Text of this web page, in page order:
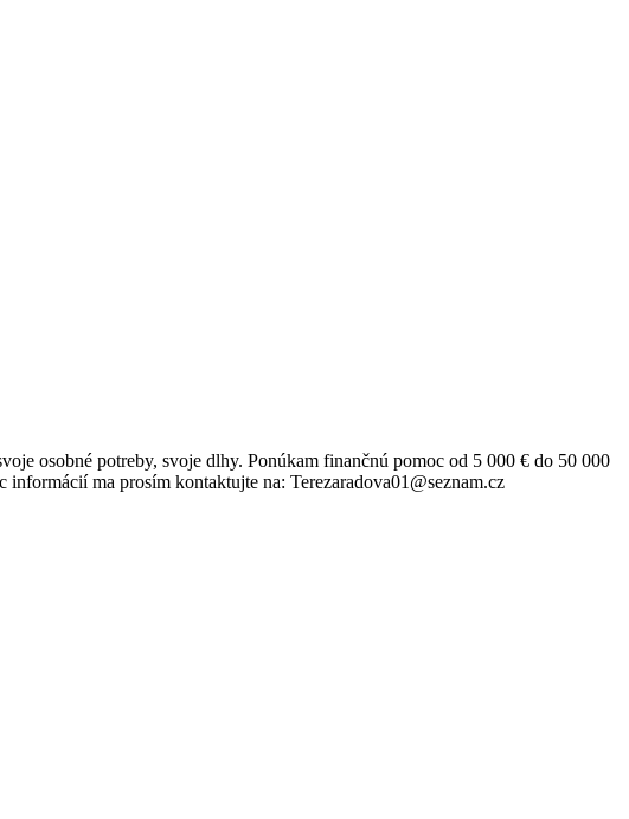
osobné potreby, svoje dlhy. Ponúkam finančnú pomoc od 5 000 € do 50 000
ma prosím kontaktujte na: Terezaradova01@seznam.cz